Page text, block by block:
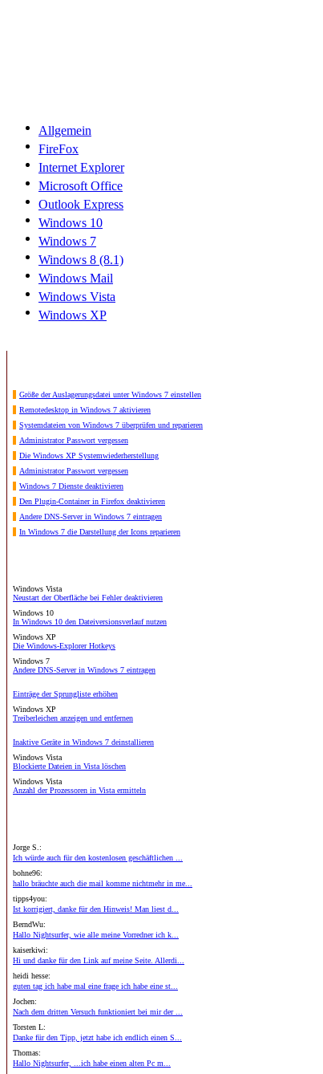
Allgemein
FireFox
Internet Explorer
Microsoft Office
Outlook Express
Windows 10
Windows 7
Windows 8 (8.1)
Windows Mail
Windows Vista
Windows XP
Größe der Auslagerungsdatei unter Windows 7 einstellen
Remotedesktop in Windows 7 aktivieren
Systemdateien von Windows 7 überprüfen und reparieren
Administrator Passwort vergessen
Die Windows XP Systemwiederherstellung
Administrator Passwort vergessen
Windows 7 Dienste deaktivieren
Den Plugin-Container in Firefox deaktivieren
Andere DNS-Server in Windows 7 eintragen
In Windows 7 die Darstellung der Icons reparieren
Windows Vista
Neustart der Oberfläche bei Fehler deaktivieren
Windows 10
In Windows 10 den Dateiversionsverlauf nutzen
Windows XP
Die Windows-Explorer Hotkeys
Windows 7
Andere DNS-Server in Windows 7 eintragen
Einträge der Sprungliste erhöhen
Windows XP
Treiberleichen anzeigen und entfernen
Inaktive Geräte in Windows 7 deinstallieren
Windows Vista
Blockierte Dateien in Vista löschen
Windows Vista
Anzahl der Prozessoren in Vista ermitteln
Jorge S.:
Ich würde auch für den kostenlosen geschäftlichen ...
bohne96:
hallo bräuchte auch die mail komme nichtmehr in me...
tipps4you:
Ist korrigiert, danke für den Hinweis! Man liest d...
BerndWu:
Hallo Nightsurfer, wie alle meine Vorredner ich k...
kaiserkiwi:
Hi und danke für den Link auf meine Seite. Allerdi...
heidi hesse:
guten tag ich habe mal eine frage ich habe eine st...
Jochen:
Nach dem dritten Versuch funktioniert bei mir der ...
Torsten L:
Danke für den Tipp, jetzt habe ich endlich einen S...
Thomas:
Hallo Nightsurfer, ...ich habe einen alten Pc m...